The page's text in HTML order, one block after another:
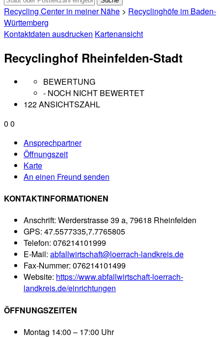
Recycling Center in meiner Nähe > Recyclinghöfe im Baden-
Württemberg
Kontaktdaten ausdrucken Kartenansicht
Recyclinghof Rheinfelden-Stadt
BEWERTUNG
- NOCH NICHT BEWERTET
122 ANSICHTSZAHL
0 0
Ansprechpartner
Öffnungszeit
Karte
An einen Freund senden
KONTAKTINFORMATIONEN
Anschrift: Werderstrasse 39 a, 79618 Rheinfelden
GPS: 47.5577335,7.7765805
Telefon: 076214101999
E-Mail: abfallwirtschaft@loerrach-landkreis.de
Fax-Nummer: 076214101499
Website: https://www.abfallwirtschaft-loerrach-
landkreis.de/einrichtungen
ÖFFNUNGSZEITEN
Montag 14:00 – 17:00 Uhr